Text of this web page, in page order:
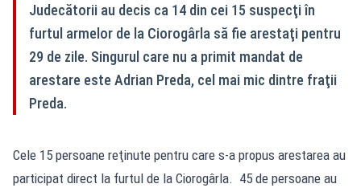
Judecătorii au decis ca 14 din cei 15 suspecţi în
furtul armelor de la Ciorogârla să fie arestaţi pentru
29 de zile. Singurul care nu a primit mandat de
arestare este Adrian Preda, cel mai mic dintre fraţii
Preda.
Cele 15 persoane reţinute pentru care s-a propus arestarea au
participat direct la furtul de la Ciorogârla. 45 de persoane au